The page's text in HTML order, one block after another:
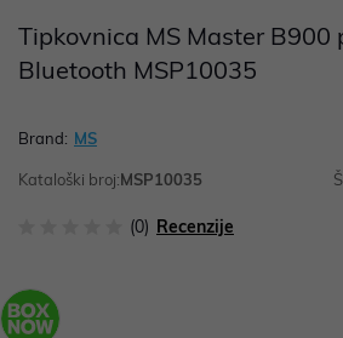
Tipkovnica MS Master B900
Bluetooth MSP10035
Brand: MS
Kataloški broj:MSP10035
(0) Recenzije